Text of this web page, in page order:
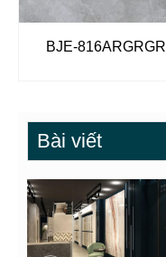
BJE-816ARGRGR
Bài viết